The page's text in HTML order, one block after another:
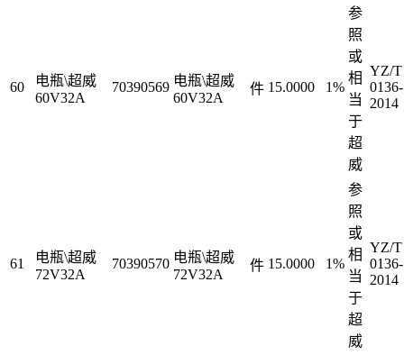
60
电瓶\超威
60V32A
70390569 电瓶\超威
60V32A
件 15.0000 1%
参
照
或
相
当
于
超
威
YZ/T
0136-
2014
61
电瓶\超威
72V32A
70390570 电瓶\超威
72V32A
件 15.0000 1%
参
照
或
相
当
于
超
威
YZ/T
0136-
2014